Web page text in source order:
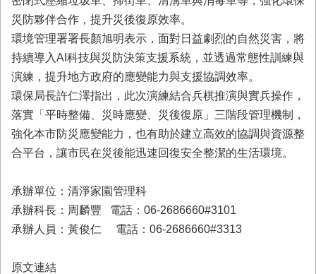
導
覽
回
首
頁
市
府
首
頁
災防夥伴合作，提升災後復原效率。
環境管理署署長顏旭明表示，面對日益劇烈的自然災害，將
持續導入AI科技與災防決策支援系統，並透過常態性訓練與
演練，提升地方政府的應變能力與支援協調效率。
環保局長許仁澤指出，此次演練結合兵棋推演與實兵操作，
落實「平時整備、災時應變、災後復原」三階段管理機制，
強化本市防災應變能力，也有助於建立高效的協調與資源整
合平台，讓市民在災後能迅速回復安全整潔的生活環境。
承辦單位：清淨家園管理科
承辦科長：周麟豐 電話：06-2686660#3101
承辦人員：黃俊仁 電話：06-2686660#3313
原文連結